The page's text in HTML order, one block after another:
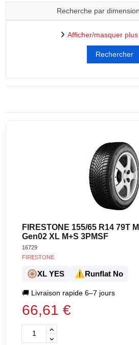
Recherche par
Afficher/masquer
FIRESTONE 155/65 R14 79T
Gen02 XL M+S 3PMSF
16729
FIRESTONE
🛞XL YES ⚠️Runflat No
🚚 Livraison rapide 6–7 jours
66,61 €